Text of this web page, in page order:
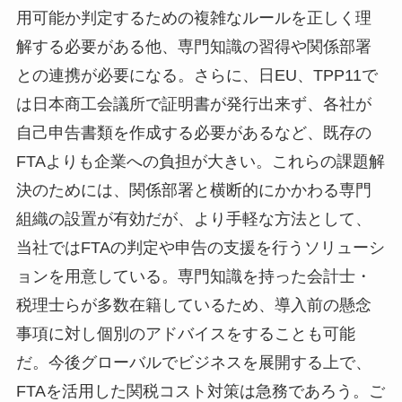
用可能か判定するための複雑なルールを正しく理
解する必要がある他、専門知識の習得や関係部署
との連携が必要になる。さらに、日EU、TPP11で
は日本商工会議所で証明書が発行出来ず、各社が
自己申告書類を作成する必要があるなど、既存の
FTAよりも企業への負担が大きい。これらの課題解
決のためには、関係部署と横断的にかかわる専門
組織の設置が有効だが、より手軽な方法として、
当社ではFTAの判定や申告の支援を行うソリューシ
ョンを用意している。専門知識を持った会計士・
税理士らが多数在籍しているため、導入前の懸念
事項に対し個別のアドバイスをすることも可能
だ。今後グローバルでビジネスを展開する上で、
FTAを活用した関税コスト対策は急務であろう。ご